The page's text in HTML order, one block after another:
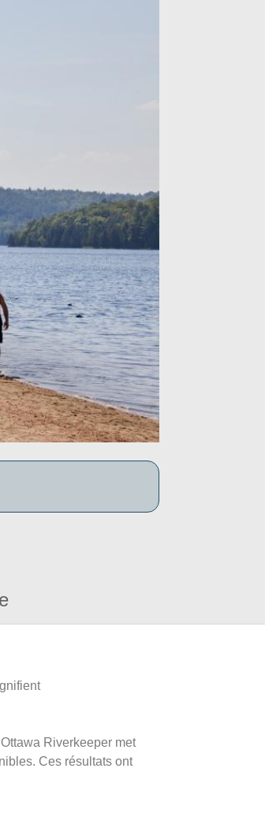
Riverkeeper met
Ces résultats ont